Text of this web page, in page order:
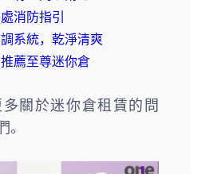
消防指引
系統，乾淨清爽
薦至尊迷你倉
關於迷你倉租賃的問
。